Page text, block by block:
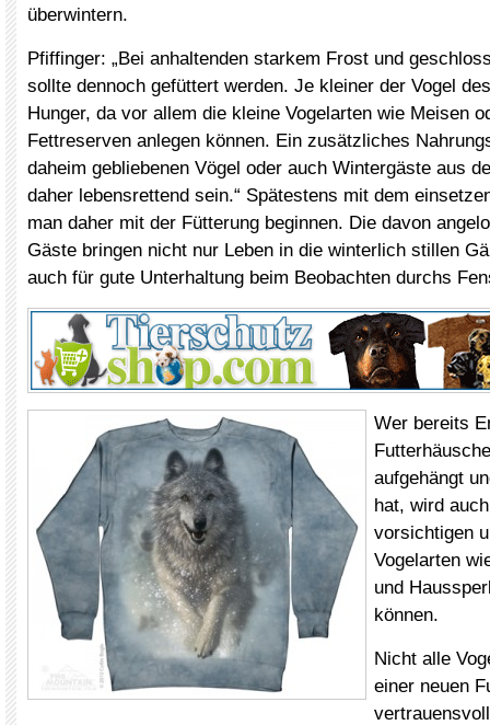
überwintern.
Pfiffinger: „Bei anhaltenden starkem Frost und
sollte dennoch gefüttert werden. Je kleiner der Vogel
Hunger, da vor allem die kleine Vogelarten wie Meisen
Fettreserven anlegen können. Ein zusätzliches
daheim gebliebenen Vögel oder auch Wintergäste aus
daher lebensrettend sein.“ Spätestens mit dem
man daher mit der Fütterung beginnen. Die davon
Gäste bringen nicht nur Leben in die winterlich stillen
auch für gute Unterhaltung beim Beobachten durchs
Wer bereits
aufgehängt
hat, wird
vorsichtigen
Vogelarten
und
können.
Nicht alle
einer neuen